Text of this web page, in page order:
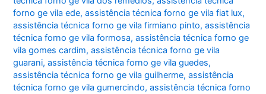
forno ge vila ede,assistência técnica forno ge vila fiat lux,
assistência técnica forno ge vila firmiano pinto,assistência
técnica forno ge vila formosa,assistência técnica forno ge
vila gomes cardim,assistência técnica forno ge vila
guarani,assistência técnica forno ge vila guedes,
assistência técnica forno ge vila guilherme,assistência
técnica forno ge vila gumercindo,assistência técnica forno